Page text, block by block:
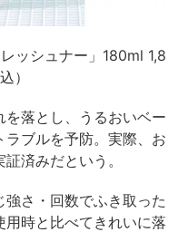
ッシュナー」180ml 1,8
）
落とし、うるおいベー
ブルを予防。実際、お
済みだという。
強さ・回数でふき取った
時と比べてきれいに落